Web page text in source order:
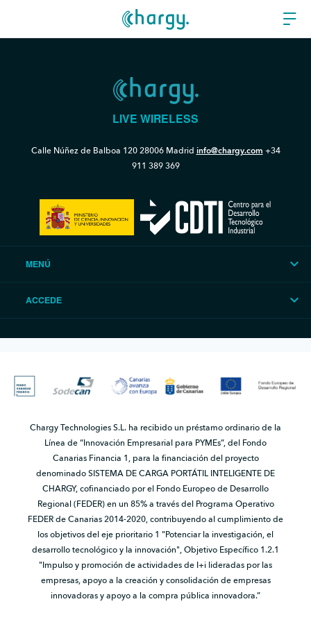
LIVE WIRELESS
Calle Núñez de Balboa 12028006 Madrid info@chargy.com +34
911 389 369
MENÚ
ACCEDE
Chargy Technologies S.L. ha recibido un préstamo ordinario de la
Línea de “Innovación Empresarial para PYMEs”, del Fondo
Canarias Financia 1, para la financiación del proyecto
denominado SISTEMA DE CARGA PORTÁTIL INTELIGENTE DE
CHARGY, cofinanciado por el Fondo Europeo de Desarrollo
Regional (FEDER) en un 85% a través del Programa Operativo
FEDER de Canarias 2014-2020, contribuyendo al cumplimiento de
los objetivos del eje prioritario 1 "Potenciar la investigación, el
desarrollo tecnológico y la innovación", Objetivo Específico 1.2.1
"Impulso y promoción de actividades de I+i lideradas por las
empresas, apoyo a la creación y consolidación de empresas
innovadoras y apoyo a la compra pública innovadora.”